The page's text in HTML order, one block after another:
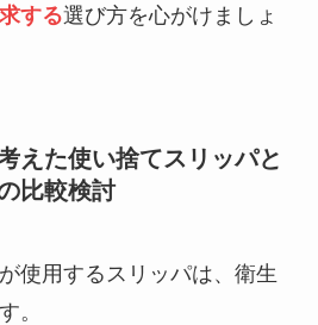
する選び方を心がけましょ
えた使い捨てスリッパと
比較検討
使用するスリッパは、衛生
。